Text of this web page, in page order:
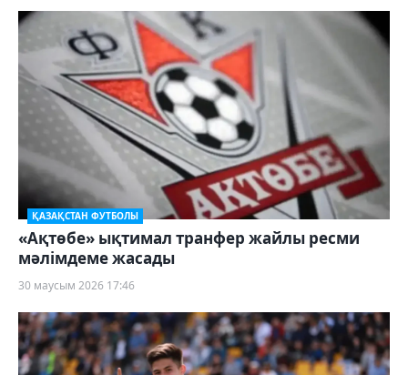
ҚАЗАҚСТАН ФУТБОЛЫ
«Ақтөбе» ықтимал транфер жайлы ресми
мәлімдеме жасады
30 маусым 2026 17:46